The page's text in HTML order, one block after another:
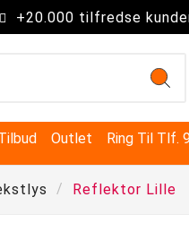
+20.000 tilfredse
Outlet Ring Til Tlf.
Reflektor Lille